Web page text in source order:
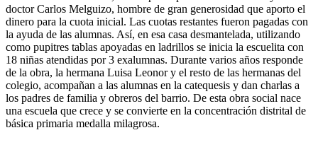
doctor Carlos Melguizo, hombre de gran generosidad que aporto el
dinero para la cuota inicial. Las cuotas restantes fueron pagadas con
la ayuda de las alumnas. Así, en esa casa desmantelada, utilizando
como pupitres tablas apoyadas en ladrillos se inicia la escuelita con
18 niñas atendidas por 3 exalumnas. Durante varios años responde
de la obra, la hermana Luisa Leonor y el resto de las hermanas del
colegio, acompañan a las alumnas en la catequesis y dan charlas a
los padres de familia y obreros del barrio. De esta obra social nace
una escuela que crece y se convierte en la concentración distrital de
básica primaria medalla milagrosa.